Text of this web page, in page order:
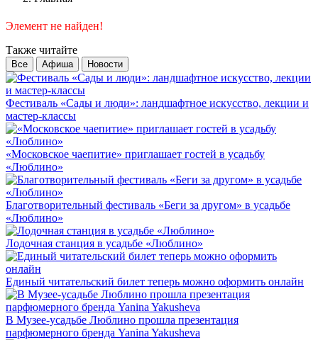
Элемент не найден!
Также читайте
Все Афиша Новости
Фестиваль «Сады и люди»: ландшафтное искусство, лекции и
мастер-классы
«Московское чаепитие» приглашает гостей в усадьбу
«Люблино»
Благотворительный фестиваль «Беги за другом» в усадьбе
«Люблино»
Лодочная станция в усадьбе «Люблино»
Единый читательский билет теперь можно оформить онлайн
В Музее-усадьбе Люблино прошла презентация
парфюмерного бренда Yanina Yakusheva